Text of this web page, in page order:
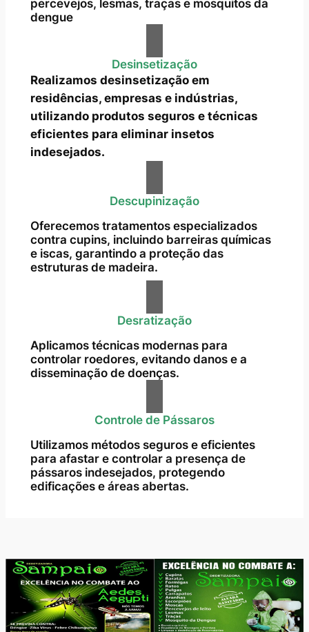
percevejos, lesmas, traças e mosquitos da
dengue
Desinsetização
Realizamos desinsetização em
residências, empresas e indústrias,
utilizando produtos seguros e técnicas
eficientes para eliminar insetos
indesejados.
Descupinização
Oferecemos tratamentos especializados
contra cupins, incluindo barreiras químicas
e iscas, garantindo a proteção das
estruturas de madeira.
Desratização
Aplicamos técnicas modernas para
controlar roedores, evitando danos e a
disseminação de doenças.
Controle de Pássaros
Utilizamos métodos seguros e eficientes
para afastar e controlar a presença de
pássaros indesejados, protegendo
edificações e áreas abertas.